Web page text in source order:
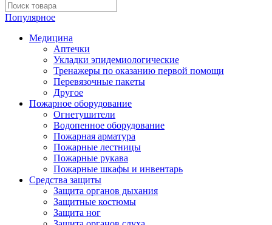
Популярное
Медицина
Аптечки
Укладки эпидемиологические
Тренажеры по оказанию первой помощи
Перевязочные пакеты
Другое
Пожарное оборудование
Огнетушители
Водопенное оборудование
Пожарная арматура
Пожарные лестницы
Пожарные рукава
Пожарные шкафы и инвентарь
Средства защиты
Защита органов дыхания
Защитные костюмы
Защита ног